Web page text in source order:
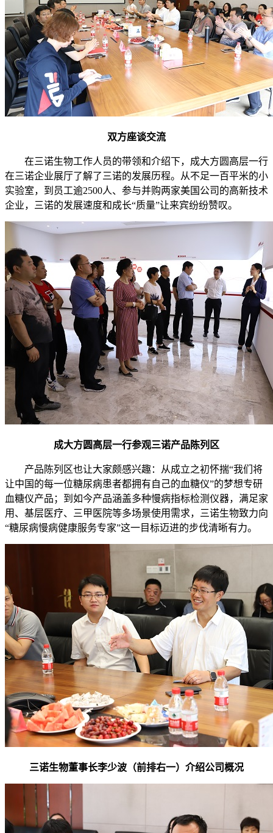
双方座谈交流
在三诺生物工作人员的带领和介绍下，成大方圆高层一行
在三诺企业展厅了解了三诺的发展历程。从不足一百平米的小
实验室，到员工逾2500人、参与并购两家美国公司的高新技术
企业，三诺的发展速度和成长“质量”让来宾纷纷赞叹。
成大方圆高层一行参观三诺产品陈列区
产品陈列区也让大家颇感兴趣：从成立之初怀揣“我们将
让中国的每一位糖尿病患者都拥有自己的血糖仪”的梦想专研
血糖仪产品；到如今产品涵盖多种慢病指标检测仪器，满足家
用、基层医疗、三甲医院等多场景使用需求，三诺生物致力向
“糖尿病慢病健康服务专家”这一目标迈进的步伐清晰有力。
三诺生物董事长李少波（前排右一）介绍公司概况